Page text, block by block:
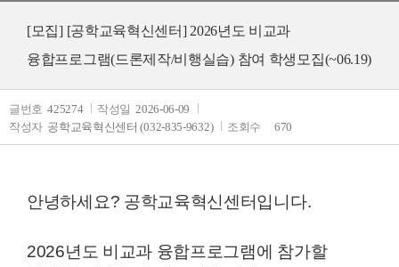
[모집] [공학교육혁신센터] 2026년도 비교과
융합프로그램(드론제작/비행실습) 참여 학생모집(~06.19)
글번호 425274 작성일 2026-06-09
작성자 공학교육혁신센터 (032-835-9632) 조회수 670
안녕하세요? 공학교육혁신센터입니다.
2026년도 비교과 융합프로그램에 참가할